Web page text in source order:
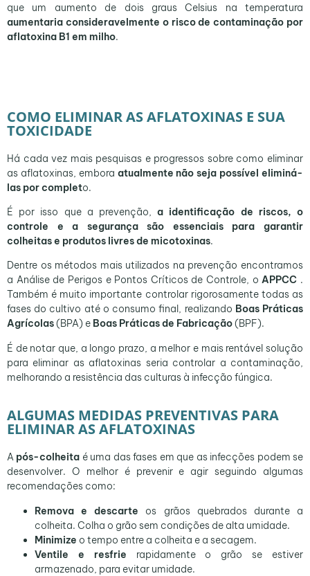
que um aumento de dois graus Celsius na temperatura
aumentaria consideravelmente o risco de contaminação por
aflatoxina B1 em milho.
COMO ELIMINAR AS AFLATOXINAS E SUA
TOXICIDADE
Há cada vez mais pesquisas e progressos sobre como eliminar
as aflatoxinas, embora atualmente não seja possível eliminá-
las por completo.
É por isso que a prevenção,a identificação de riscos, o
controle e a segurança são essenciais para garantir
colheitas e produtos livres de micotoxinas.
Dentre os métodos mais utilizados na prevenção encontramos
a Análise de Perigos e Pontos Críticos de Controle, oAPPCC .
Também é muito importante controlar rigorosamente todas as
fases do cultivo até o consumo final, realizando Boas Práticas
Agrícolas(BPA) e Boas Práticas de Fabricação(BPF).
É de notar que, a longo prazo, a melhor e mais rentável solução
para eliminar as aflatoxinas seria controlar a contaminação,
melhorando a resistência das culturas à infecção fúngica.
ALGUMAS MEDIDAS PREVENTIVAS PARA
ELIMINAR AS AFLATOXINAS
A pós-colheita é uma das fases em que as infecções podem se
desenvolver. O melhor é prevenir e agir seguindo algumas
recomendações como:
Remova e descarte os grãos quebrados durante a
colheita. Colha o grão sem condições de alta umidade.
Minimize o tempo entre a colheita e a secagem.
Ventile e resfrie rapidamente o grão se estiver
armazenado, para evitar umidade.